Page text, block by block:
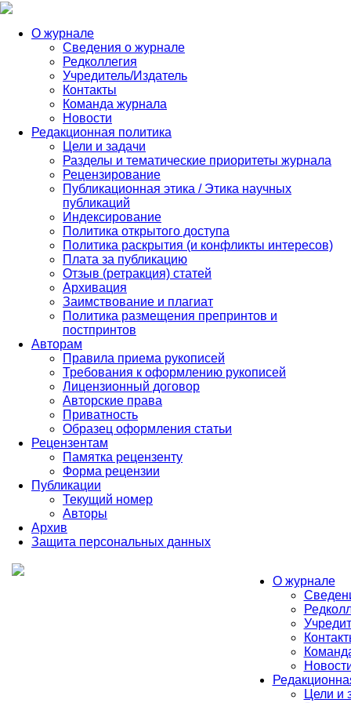
О журнале
Сведения о журнале
Редколлегия
Учредитель/Издатель
Контакты
Команда журнала
Новости
Редакционная политика
Цели и задачи
Разделы и тематические приоритеты журнала
Рецензирование
Публикационная этика / Этика научных
публикаций
Индексирование
Политика открытого доступа
Политика раскрытия (и конфликты интересов)
Плата за публикацию
Отзыв (ретракция) статей
Архивация
Заимствование и плагиат
Политика размещения препринтов и
постпринтов
Авторам
Правила приема рукописей
Требования к оформлению рукописей
Лицензионный договор
Авторские права
Приватность
Образец оформления статьи
Рецензентам
Памятка рецензенту
Форма рецензии
Публикации
Текущий номер
Авторы
Архив
Защита персональных данных
О журнале
Цели и